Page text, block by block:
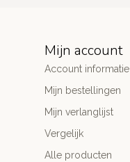
Mijn account
Account informatie
Mijn bestellingen
Mijn verlanglijst
Vergelijk
Alle producten